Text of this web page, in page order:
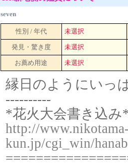
seven
性別 / 年代 未選択
発見・驚き度 未選択
お薦め用途 未選択
縁日のようにいっ
----------
*花火大会書き込み
http://
kun.jp/cgi_win/